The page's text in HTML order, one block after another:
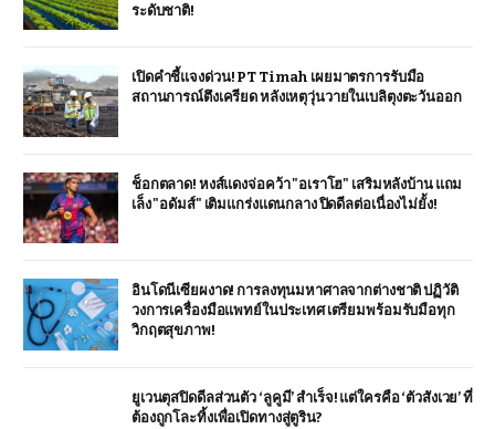
ระดับชาติ!
เปิดคำชี้แจงด่วน! PT Timah เผยมาตรการรับมือ
สถานการณ์ตึงเครียด หลังเหตุวุ่นวายในเบลิตุงตะวันออก
ช็อกตลาด! หงส์แดงจ่อคว้า "อเราโฮ" เสริมหลังบ้าน แถม
เล็ง "อดัมส์" เติมแกร่งแดนกลาง ปิดดีลต่อเนื่องไม่ยั้ง!
อินโดนีเซียผงาด! การลงทุนมหาศาลจากต่างชาติ ปฏิวัติ
วงการเครื่องมือแพทย์ในประเทศ เตรียมพร้อมรับมือทุก
วิกฤตสุขภาพ!
ยูเวนตุสปิดดีลส่วนตัว ‘ลูคูมี’ สำเร็จ! แต่ใครคือ ‘ตัวสังเวย’ ที่
ต้องถูกโละทิ้งเพื่อเปิดทางสู่ตูริน?